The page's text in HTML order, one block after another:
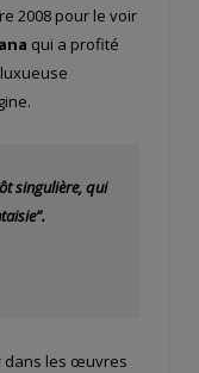
2008 pour le voir
qui a profité
singulière, qui
dans les œuvres